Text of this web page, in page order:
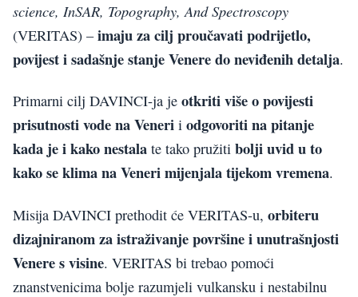
science, InSAR, Topography, And Spectroscopy
(VERITAS) –imaju za cilj proučavati podrijetlo,
povijest i sadašnje stanje Venere do neviđenih detalja.
Primarni cilj DAVINCI-ja je otkriti više o povijesti
prisutnosti vode na Veneri i odgovoriti na pitanje
kada je i kako nestala te tako pružiti bolji uvid u to
kako se klima na Veneri mijenjala tijekom vremena.
Misija DAVINCI prethodit će VERITAS-u, orbiteru
dizajniranom za istraživanje površine i unutrašnjosti
Venere s visine. VERITAS bi trebao pomoći
znanstvenicima bolje razumjeli vulkansku i nestabilnu